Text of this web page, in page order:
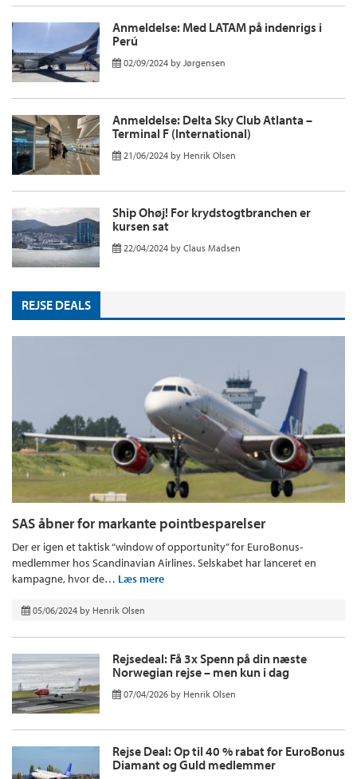
Anmeldelse: Med LATAM på indenrigs i
Perú
02/09/2024 by Jørgensen
Anmeldelse: Delta Sky Club Atlanta –
Terminal F (International)
21/06/2024 by Henrik Olsen
Ship Ohøj! For krydstogtbranchen er
kursen sat
22/04/2024 by Claus Madsen
REJSE DEALS
SAS åbner for markante pointbesparelser
Der er igen et taktisk “window of opportunity” for EuroBonus-
medlemmer hos Scandinavian Airlines. Selskabet har lanceret en
kampagne, hvor de… Læs mere
05/06/2024 by Henrik Olsen
Rejsedeal: Få 3x Spenn på din næste
Norwegian rejse – men kun i dag
07/04/2026 by Henrik Olsen
Rejse Deal: Op til 40 % rabat for EuroBonus
Diamant og Guld medlemmer